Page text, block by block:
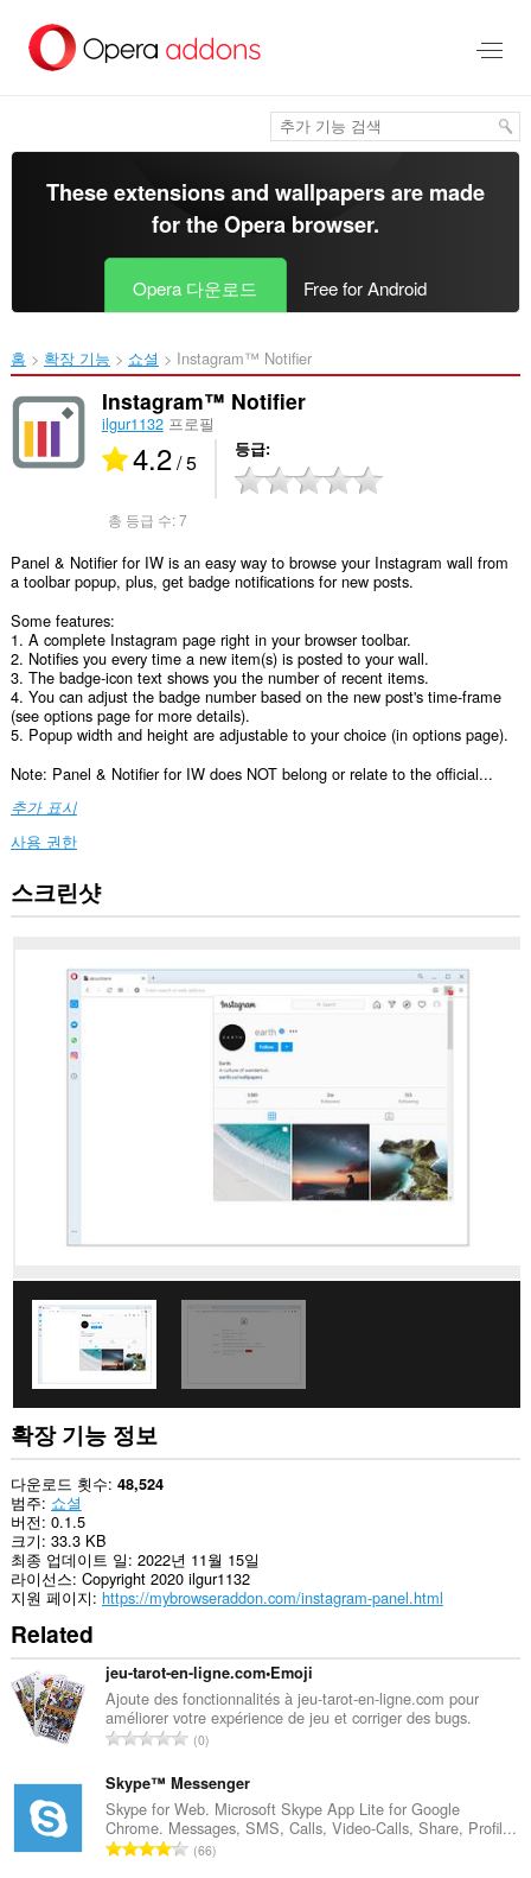
건
These extensions and wallpapers are made
for theOpera browser.
Opera 다운로드 Free for Android
홈 확장 기능 쇼셜 Instagram™ Notifier‎
Instagram™ Notifier
ilgur1132프로필
4.2/ 5 등급
총 등급 수:7
Panel & Notifier for IW is an easy way to browse your Instagram wall from
a toolbar popup, plus, get badge notifications for new posts.
Some features:
1. A complete Instagram page right in your browser toolbar.
2. Notifies you every time a new item(s) is posted to your wall.
3. The badge-icon text shows you the number of recent items.
4. You can adjust the badge number based on the new post's time-frame
(see options page for more details).
5. Popup width and height are adjustable to your choice (in options page).
Note: Panel & Notifier for IW does NOT belong or relate to the official...
추가 표시
사용 권한
이
확
스크린샷
확장 기능 정보
다운로드 횟수 48,524
범주 쇼셜
버전 0.1.5
크기 33.3 KB
최종 업데이트 일 2022년 11월 15일
라이선스 Copyright 2020 ilgur1132
지원 페이지 https://mybrowseraddon.com/instagram-panel.html
Related
jeu-tarot-en-ligne.com•Emoji
Ajoute des fonctionnalités à jeu-tarot-en-ligne.com pour
améliorer votre expérience de jeu et corriger des bugs.
총
급
수
:
0
Skype™ Messenger
Skype for Web. Microsoft Skype App Lite for Google
Chrome. Messages, SMS, Calls, Video-Calls, Share, Profil...
총66